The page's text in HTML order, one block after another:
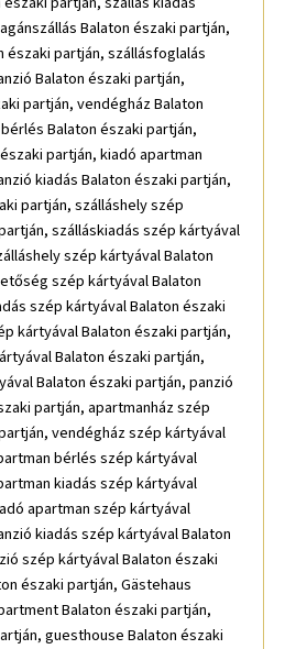
Balaton északi partján,
északi partján, szállásfoglalás
Balaton északi partján,
partján, vendégház Balaton
Balaton északi partján,
partján, kiadó apartman
kiadás Balaton északi partján,
partján, szálláshely szép
szálláskiadás szép kártyával
szép kártyával Balaton
szép kártyával Balaton
szép kártyával Balaton északi
kártyával Balaton északi partján,
Balaton északi partján,
Balaton északi partján, panzió
partján, apartmanház szép
vendégház szép kártyával
bérlés szép kártyával
kiadás szép kártyával
apartman szép kártyával
kiadás szép kártyával Balaton
szép kártyával Balaton északi
északi partján, Gästehaus
Balaton északi partján,
guesthouse Balaton északi